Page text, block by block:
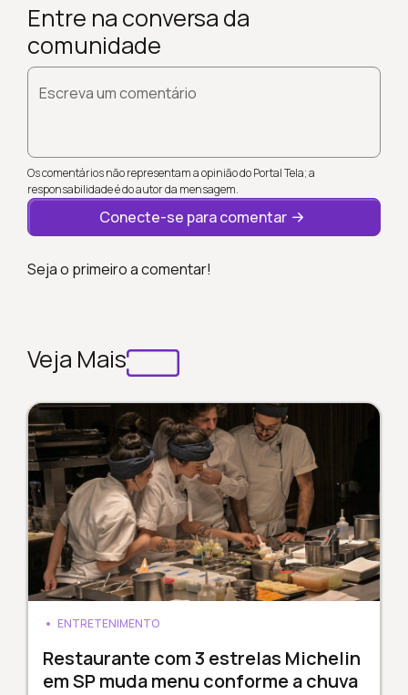
Entre na conversa da
comunidade
Escreva um comentário
Os comentários não representam a opinião do Portal Tela; a
responsabilidade é do autor da mensagem.
Conecte-se para comentar
Seja o primeiro a comentar!
Veja Mais
ENTRETENIMENTO
Restaurante com 3 estrelas Michelin
em SP muda menu conforme a chuva